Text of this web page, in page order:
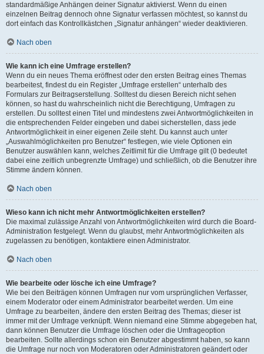
standardmäßige Anhängen deiner Signatur aktivierst. Wenn du einen
einzelnen Beitrag dennoch ohne Signatur verfassen möchtest, so kannst du
dort einfach das Kontrollkästchen „Signatur anhängen“ wieder deaktivieren.
Nach oben
Wie kann ich eine Umfrage erstellen?
Wenn du ein neues Thema eröffnest oder den ersten Beitrag eines Themas
bearbeitest, findest du ein Register „Umfrage erstellen“ unterhalb des
Formulars zur Beitragserstellung. Solltest du diesen Bereich nicht sehen
können, so hast du wahrscheinlich nicht die Berechtigung, Umfragen zu
erstellen. Du solltest einen Titel und mindestens zwei Antwortmöglichkeiten in
die entsprechenden Felder eingeben und dabei sicherstellen, dass jede
Antwortmöglichkeit in einer eigenen Zeile steht. Du kannst auch unter
„Auswahlmöglichkeiten pro Benutzer“ festlegen, wie viele Optionen ein
Benutzer auswählen kann, welches Zeitlimit für die Umfrage gilt (0 bedeutet
dabei eine zeitlich unbegrenzte Umfrage) und schließlich, ob die Benutzer ihre
Stimme ändern können.
Nach oben
Wieso kann ich nicht mehr Antwortmöglichkeiten erstellen?
Die maximal zulässige Anzahl von Antwortmöglichkeiten wird durch die Board-
Administration festgelegt. Wenn du glaubst, mehr Antwortmöglichkeiten als
zugelassen zu benötigen, kontaktiere einen Administrator.
Nach oben
Wie bearbeite oder lösche ich eine Umfrage?
Wie bei den Beiträgen können Umfragen nur vom ursprünglichen Verfasser,
einem Moderator oder einem Administrator bearbeitet werden. Um eine
Umfrage zu bearbeiten, ändere den ersten Beitrag des Themas; dieser ist
immer mit der Umfrage verknüpft. Wenn niemand eine Stimme abgegeben hat,
dann können Benutzer die Umfrage löschen oder die Umfrageoption
bearbeiten. Sollte allerdings schon ein Benutzer abgestimmt haben, so kann
die Umfrage nur noch von Moderatoren oder Administratoren geändert oder